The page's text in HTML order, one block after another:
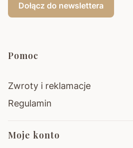
Dołącz do newslettera
Linki w stopce
Pomoc
Zwroty i reklamacje
Regulamin
Moje konto